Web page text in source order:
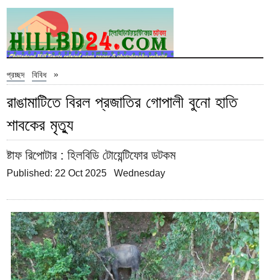
প্রচ্ছদ »
বিবিধ
রাঙামাটিতে বিরল প্রজাতির গোপালী বুনো হাতি
শাবকের মৃত্যু
ষ্টাফ রিপোটার: হিলবিডি টোয়েন্টিফোর ডটকম
Published: 22 Oct 2025 Wednesday